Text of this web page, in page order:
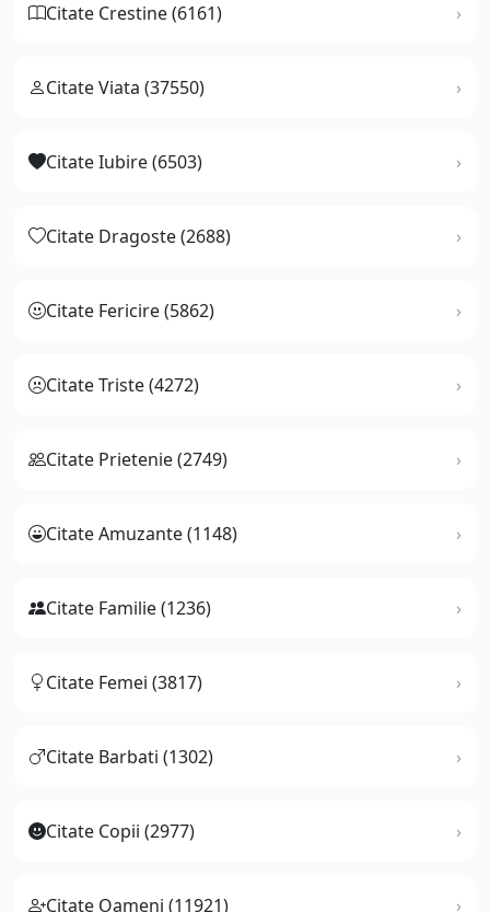
Citate Crestine (6161)
Citate Viata (37550)
Citate Iubire (6503)
Citate Dragoste (2688)
Citate Fericire (5862)
Citate Triste (4272)
Citate Prietenie (2749)
Citate Amuzante (1148)
Citate Familie (1236)
Citate Femei (3817)
Citate Barbati (1302)
Citate Copii (2977)
Citate Oameni (11921)